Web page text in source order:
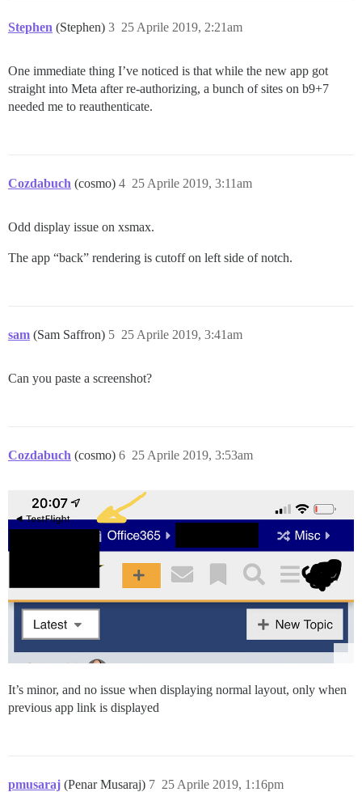
Stephen (Stephen) 25 Aprile 2019, 2:21am
3
One immediate thing I’ve noticed is that while the new app got
straight into Meta after re-authorizing, a bunch of sites on b9+7
needed me to reauthenticate.
Cozdabuch (cosmo) 25 Aprile 2019, 3:11am
4
Odd display issue on xsmax.
The app “back” rendering is cutoff on left side of notch.
sam (Sam Saffron) 25 Aprile 2019, 3:41am
5
Can you paste a screenshot?
Cozdabuch (cosmo) 25 Aprile 2019, 3:53am
6
It’s minor, and no issue when displaying normal layout, only when
previous app link is displayed
pmusaraj (Penar Musaraj) 25 Aprile 2019, 1:16pm
7